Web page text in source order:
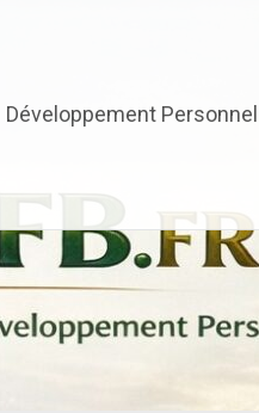
Développement Personnel